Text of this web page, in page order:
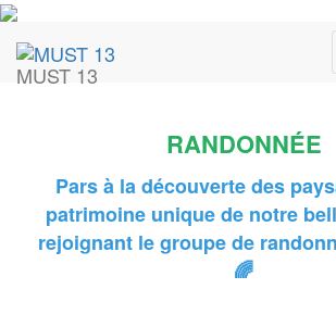
MUST 13
RANDONNÉE
Pars à la découverte des
patrimoine unique de notre
rejoignant le groupe de
🌈